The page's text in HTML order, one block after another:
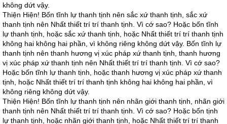
không dứt vậy.
Thiện Hiện! Bốn tĩnh lự thanh tịnh nên sắc xứ thanh tịnh, sắc xứ
thanh tịnh nên Nhất thiết trí trí thanh tịnh. Vì cớ sao? Hoặc bốn tĩnh
lự thanh tịnh, hoặc sắc xứ thanh tịnh, hoặc Nhất thiết trí trí thanh tịnh
không hai không hai phần, vì không riêng không dứt vậy. Bốn tĩnh lự
thanh tịnh nên thanh hương vị xúc pháp xứ thanh tịnh, thanh hương
vị xúc pháp xứ thanh tịnh nên Nhất thiết trí trí thanh tịnh. Vì cớ sao?
Hoặc bốn tĩnh lự thanh tịnh, hoặc thanh hương vị xúc pháp xứ thanh
tịnh, hoặc Nhất thiết trí trí thanh tịnh không hai không hai phần, vì
không riêng không dứt vậy.
Thiện Hiện! Bốn tĩnh lự thanh tịnh nên nhãn giới thanh tịnh, nhãn giới
thanh tịnh nên Nhất thiết trí trí thanh tịnh. Vì cớ sao? Hoặc bốn tịnh
lự thanh tịnh, hoặc nhãn giới thanh tịnh, hoặc Nhất thiết trí trí thanh